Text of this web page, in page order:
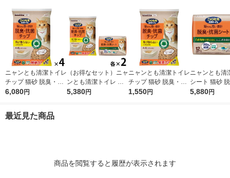
ニャンとも清潔トイレ
チップ 猫砂 脱臭・抗
菌チップ 大きめの粒
6,080円
（お得なセット）ニャ
ンとも清潔トイレ 脱
臭・抗菌チップ 大き
5,380円
ニャンとも清潔トイレ
チップ 猫砂 脱臭・抗
菌チップ 大きめの粒
1,550円
ニャンとも清
シート 猫砂
菌シート 大
5,880円
最近見た商品
商品を閲覧すると履歴が表示されます